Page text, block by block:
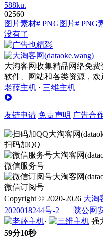
588ku.
02560
图片素材# PNG图片# PNG
没有了
大淘客网收集精品网络免费
软件、网站和各类资源，欢
老薛主机 · 三维主机
友链申请 免责声明 广告合
扫码加QQ
微信服务号
微信订阅号
Copyright © 2020-2026 大淘
2020018244号-2
陕公网
·
强
59分11秒